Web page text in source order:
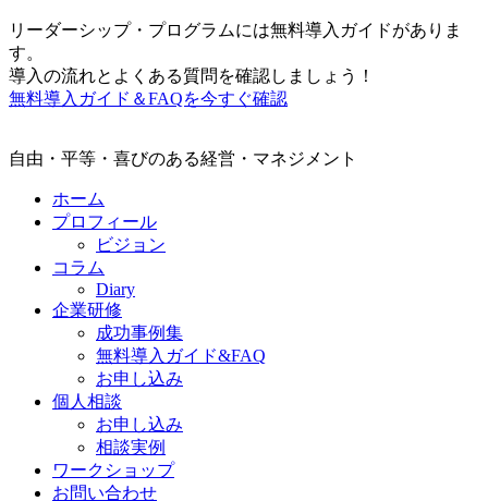
リーダーシップ・プログラムには無料導入ガイドがありま
す。
導入の流れとよくある質問を確認しましょう！
無料導入ガイド＆FAQを今すぐ確認
自由・平等・喜びのある経営・マネジメント
ホーム
プロフィール
ビジョン
コラム
Diary
企業研修
成功事例集
無料導入ガイド&FAQ
お申し込み
個人相談
お申し込み
相談実例
ワークショップ
お問い合わせ